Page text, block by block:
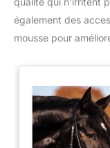
également des
mousse pour